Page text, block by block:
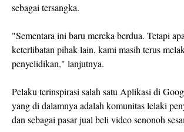
sebagai tersangka.
"Sementara ini baru mereka berdua. Tetapi
keterlibatan pihak lain, kami masih terus
penyelidikan," lanjutnya.
Pelaku terinspirasi salah satu Aplikasi di
yang di dalamnya adalah komunitas lelaki
dan sebagai pasar jual beli video senonoh